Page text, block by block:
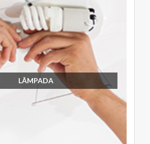
LÂMPADA